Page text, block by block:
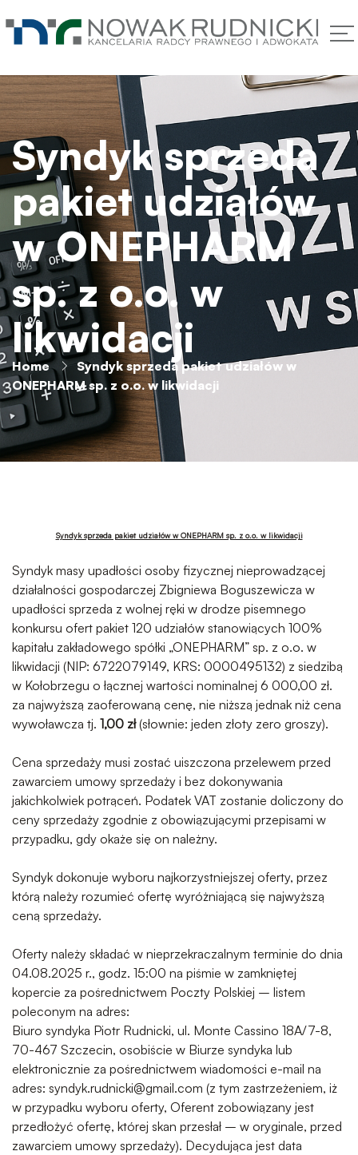
Syndyk sprzeda
pakiet udziałów
w ONEPHARM
sp. z o.o. w
likwidacji
Home
Syndyk sprzeda pakiet udziałów w
ONEPHARM sp. z o.o. w likwidacji
Syndyk sprzeda pakiet udziałów w ONEPHARM sp. z o.o. w likwidacji
Syndyk masy upadłości osoby fizycznej nieprowadzącej
działalności gospodarczej Zbigniewa Boguszewicza w
upadłości sprzeda z wolnej ręki w drodze pisemnego
konkursu ofert pakiet 120 udziałów stanowiących 100%
kapitału zakładowego spółki „ONEPHARM” sp. z o.o. w
likwidacji (NIP: 6722079149, KRS: 0000495132) z siedzibą
w Kołobrzegu o łącznej wartości nominalnej 6 000,00 zł.
za najwyższą zaoferowaną cenę, nie niższą jednak niż cena
wywoławcza tj. 1,00 zł(słownie: jeden złoty zero groszy).
Cena sprzedaży musi zostać uiszczona przelewem przed
zawarciem umowy sprzedaży i bez dokonywania
jakichkolwiek potrąceń. Podatek VAT zostanie doliczony do
ceny sprzedaży zgodnie z obowiązującymi przepisami w
przypadku, gdy okaże się on należny.
Syndyk dokonuje wyboru najkorzystniejszej oferty, przez
którą należy rozumieć ofertę wyróżniającą się najwyższą
ceną sprzedaży.
Oferty należy składać w nieprzekraczalnym terminie do dnia
04.08.2025 r., godz. 15:00 na piśmie w zamkniętej
kopercie za pośrednictwem Poczty Polskiej – listem
poleconym na adres:
Biuro syndyka Piotr Rudnicki, ul. Monte Cassino 18A/7-8,
70-467 Szczecin, osobiście w Biurze syndyka lub
elektronicznie za pośrednictwem wiadomości e-mail na
adres: syndyk.rudnicki@gmail.com (z tym zastrzeżeniem, iż
w przypadku wyboru oferty, Oferent zobowiązany jest
przedłożyć ofertę, której skan przesłał – w oryginale, przed
zawarciem umowy sprzedaży). Decydująca jest data